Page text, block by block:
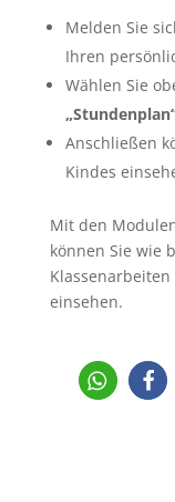
Melden Sie
Ihren
Wählen Sie
Anschließen
Kindes
Mit den
können Sie wie
einsehen.